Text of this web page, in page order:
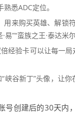
悉ADC定位。
用来购买英雄、解锁
”“蛮族之王·泰达米
经验卡可以让每一
“峡谷新丁”头像，让
号创建后的30天内